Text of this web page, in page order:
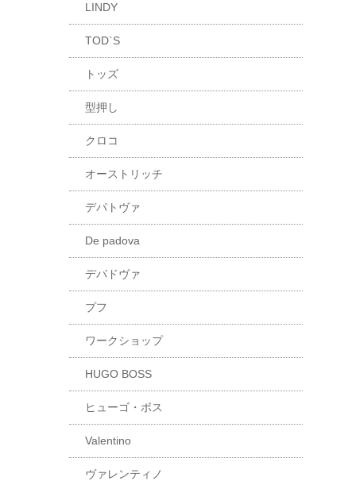
LINDY
TOD`S
トッズ
型押し
クロコ
オーストリッチ
デパトヴァ
De padova
デパドヴァ
プフ
ワークショップ
HUGO BOSS
ヒューゴ・ボス
Valentino
ヴァレンティノ